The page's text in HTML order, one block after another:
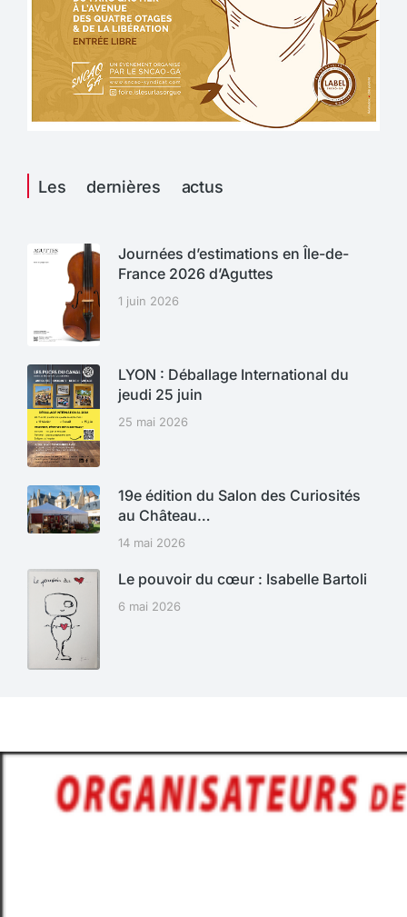
Les dernières actus
Journées d’estimations en Île-de-
France 2026 d’Aguttes
1 juin 2026
LYON : Déballage International du
jeudi 25 juin
25 mai 2026
19e édition du Salon des Curiosités
au Château…
14 mai 2026
Le pouvoir du cœur : Isabelle Bartoli
6 mai 2026